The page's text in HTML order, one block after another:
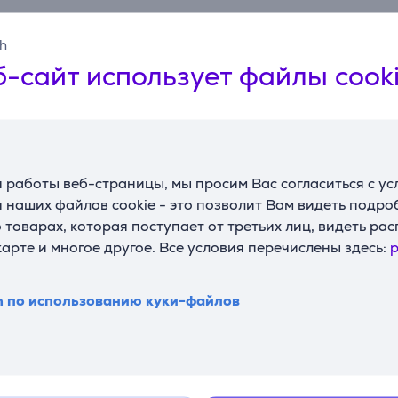
сайт использует файлы
веб-страницы, мы просим Вас согласиться с
наших файлов cookie - это позволит Вам видеть
которая поступает от третьих лиц, видеть
и многое другое. Все условия перечислены здесь:
по использованию куки-файлов
Описание
для комфортного домашнего использования,
световой импульс. Philips Lumea направляет
В результате рост волос на теле постепенно
предотвращения повторного роста волос
совместно с дерматологами и
процедуру дома.